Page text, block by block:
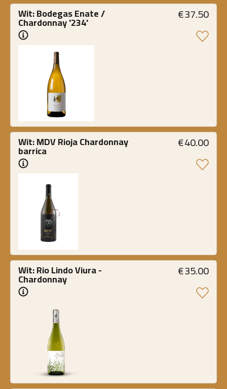
Wit: Bodegas Enate /
Chardonnay '234' €37.50
Wit: MDV Rioja Chardonnay
barrica €40.00
Wit: Rio Lindo Viura -
Chardonnay €35.00